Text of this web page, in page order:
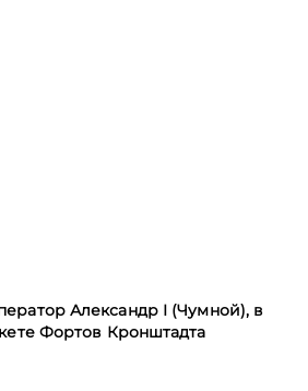
Александр I (Чумной), в
Фортов Кронштадта